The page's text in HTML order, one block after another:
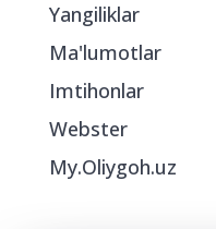
Yangiliklar
Ma'lumotlar
Imtihonlar
Webster
My.Oliygoh.uz